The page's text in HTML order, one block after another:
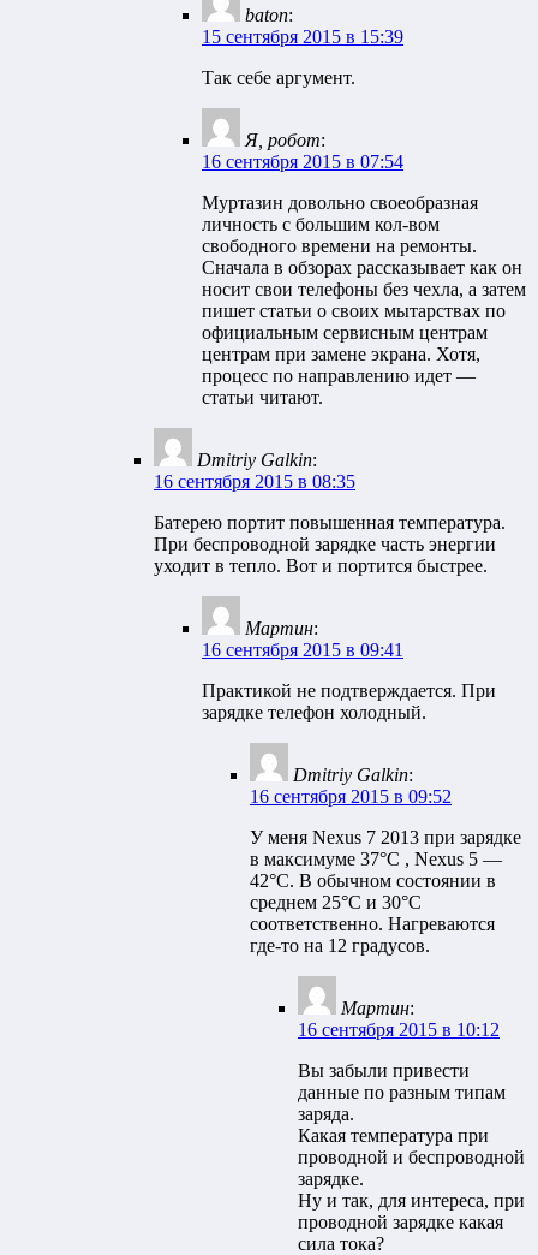
baton:
15 сентября 2015 в 15:39
Так себе аргумент.
Я, робот:
16 сентября 2015 в 07:54
Муртазин довольно своеобразная
личность с большим кол-вом
свободного времени на ремонты.
Сначала в обзорах рассказывает как он
носит свои телефоны без чехла, а затем
пишет статьи о своих мытарствах по
официальным сервисным центрам
центрам при замене экрана. Хотя,
процесс по направлению идет —
статьи читают.
Dmitriy Galkin:
16 сентября 2015 в 08:35
Батерею портит повышенная температура.
При беспроводной зарядке часть энергии
уходит в тепло. Вот и портится быстрее.
Мартин:
16 сентября 2015 в 09:41
Практикой не подтверждается. При
зарядке телефон холодный.
Dmitriy Galkin:
16 сентября 2015 в 09:52
У меня Nexus 7 2013 при зарядке
в максимуме 37°С , Nexus 5 —
42°C. В обычном состоянии в
среднем 25°С и 30°С
соответственно. Нагреваются
где-то на 12 градусов.
Мартин:
16 сентября 2015 в 10:12
Вы забыли привести
данные по разным типам
заряда.
Какая температура при
проводной и беспроводной
зарядке.
Ну и так, для интереса, при
проводной зарядке какая
сила тока?